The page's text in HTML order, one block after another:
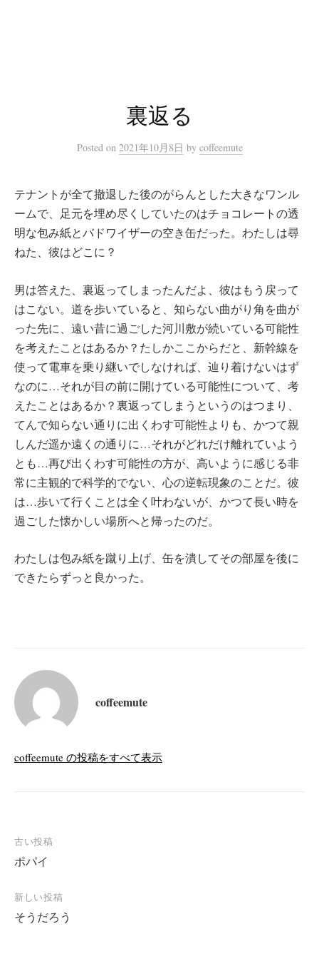
裏返る
Posted on 2021年10月8日 by coffeemute
テナントが全て撤退した後のがらんとした大きなワンル
ームで、足元を埋め尽くしていたのはチョコレートの透
明な包み紙とバドワイザーの空き缶だった。わたしは尋
ねた、彼はどこに？
男は答えた、裏返ってしまったんだよ、彼はもう戻って
はこない。道を歩いていると、知らない曲がり角を曲が
った先に、遠い昔に過ごした河川敷が続いている可能性
を考えたことはあるか？たしかここからだと、新幹線を
使って電車を乗り継いでしなければ、辿り着けないはず
なのに…それが目の前に開けている可能性について、考
えたことはあるか？裏返ってしまうというのはつまり、
てんで知らない通りに出くわす可能性よりも、かつて親
しんだ遥か遠くの通りに…それがどれだけ離れていよう
とも…再び出くわす可能性の方が、高いように感じる非
常に主観的で科学的でない、心の逆転現象のことだ。彼
は…歩いて行くことは全く叶わないが、かつて長い時を
過ごした懐かしい場所へと帰ったのだ。
わたしは包み紙を蹴り上げ、缶を潰してその部屋を後に
できたらずっと良かった。
coffeemute
coffeemute の投稿をすべて表示
投
稿
ナ
ビ
ゲ
古い投稿
ポパイ
新しい投稿
そうだろう